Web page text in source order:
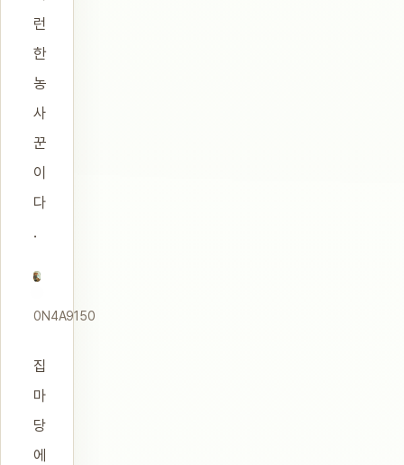
런
한
농
사
꾼
이
다
.
0N4A9150
집
마
당
에